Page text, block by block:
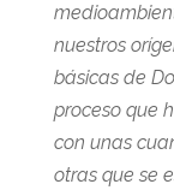
nuestros
básicas de
proceso que
con unas
otras que se